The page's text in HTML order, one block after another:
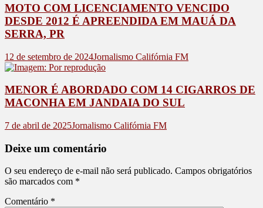
MOTO COM LICENCIAMENTO VENCIDO
DESDE 2012 É APREENDIDA EM MAUÁ DA
SERRA, PR
12 de setembro de 2024Jornalismo Califórnia FM
MENOR É ABORDADO COM 14 CIGARROS DE
MACONHA EM JANDAIA DO SUL
7 de abril de 2025Jornalismo Califórnia FM
Deixe um comentário
O seu endereço de e-mail não será publicado. Campos obrigatórios
são marcados com *
Comentário *